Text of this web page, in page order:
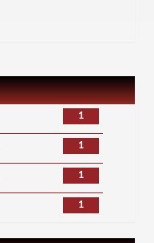
1
1
1
1